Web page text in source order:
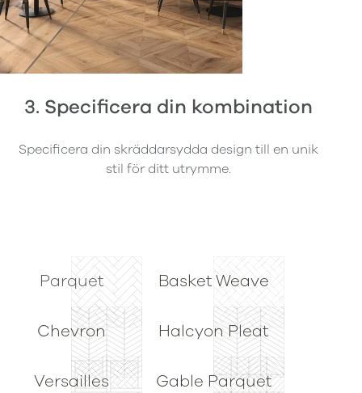
3. Specificera din kombination
Specificera din skräddarsydda design till en unik
stil för ditt utrymme.
Parquet Basket Weave
Chevron Halcyon Pleat
Versailles
Gable Parquet